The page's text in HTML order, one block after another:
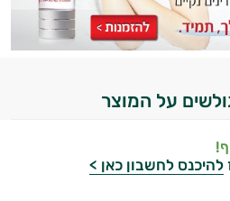
על המוצר
להיכנס לחשבון כאן >